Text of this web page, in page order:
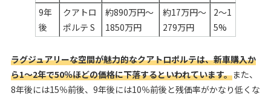
9年
後
クアトロ
ポルテ S
約890万円〜
1850万円
約17万円～
279万円
2〜1
5%
ラグジュアリーな空間が魅力的なクアトロポルテは、新車購入か
ら1〜2年で50％ほどの価格に下落するといわれています。また、
8年後には15％前後、9年後には10％前後と残価率がかなり低くな